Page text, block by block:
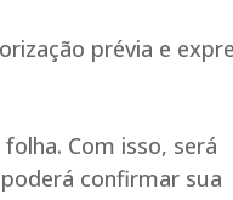
prévia e
Com isso, será
confirmar sua